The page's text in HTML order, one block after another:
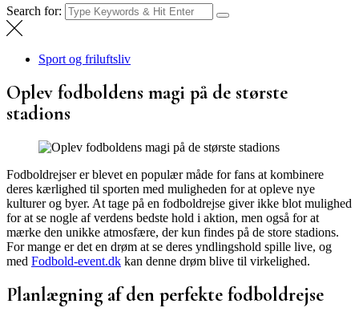
Search for:
Sport og friluftsliv
Oplev fodboldens magi på de største
stadions
Fodboldrejser er blevet en populær måde for fans at kombinere
deres kærlighed til sporten med muligheden for at opleve nye
kulturer og byer. At tage på en fodboldrejse giver ikke blot mulighed
for at se nogle af verdens bedste hold i aktion, men også for at
mærke den unikke atmosfære, der kun findes på de store stadions.
For mange er det en drøm at se deres yndlingshold spille live, og
med Fodbold-event.dk kan denne drøm blive til virkelighed.
Planlægning af den perfekte fodboldrejse